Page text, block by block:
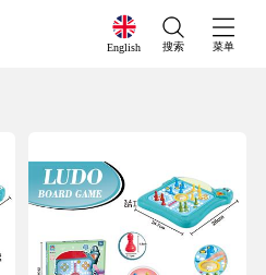
English 搜索 菜单